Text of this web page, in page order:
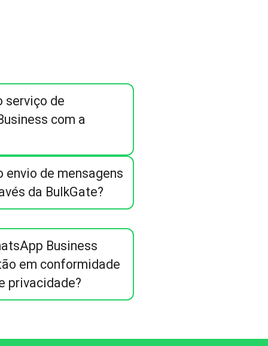
serviço de
com a
de mensagens
da BulkGate?
Business
em conformidade
privacidade?